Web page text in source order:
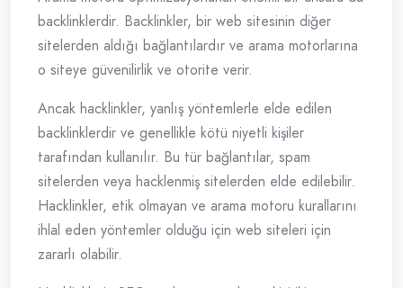
backlinklerdir. Backlinkler, bir web sitesinin diğer
sitelerden aldığı bağlantılardır ve arama motorlarına
o siteye güvenilirlik ve otorite verir.
Ancak hacklinkler, yanlış yöntemlerle elde edilen
backlinklerdir ve genellikle kötü niyetli kişiler
tarafından kullanılır. Bu tür bağlantılar, spam
sitelerden veya hacklenmiş sitelerden elde edilebilir.
Hacklinkler, etik olmayan ve arama motoru kurallarını
ihlal eden yöntemler olduğu için web siteleri için
zararlı olabilir.